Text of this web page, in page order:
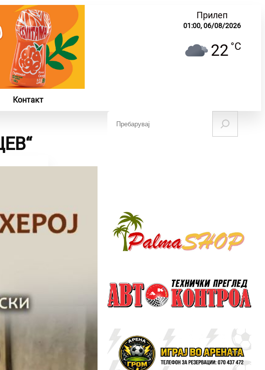
Прилеп
01:00,06/08/2026
22 °C
Контакт